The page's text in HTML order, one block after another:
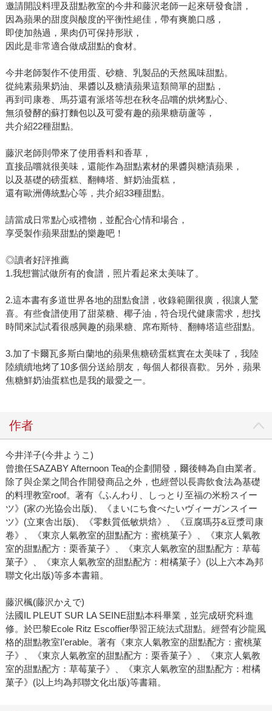
邀請開設料理及甜點教室的今井和藤沢老師一起來研發食譜，
因為蘋果的甜度與酸度的平衡性絕佳，帶有爽脆口感，
即使加熱過，果肉仍可保持形狀，
因此是非常適合做成甜點的食材。
今井老師製作不使用蛋、砂糖、乳製品的天然風味甜點。
從純素蘋果奶油、果醬以及糖漬蘋果這類簡單的甜點，
再到司康卷、馬芬還有派塔等想在秋冬品嚐的烘烤點心、
無須發酵的蘇打麵包以及可愛有趣的蘋果糖葫蘆等，
共介紹22種甜點。
藤沢老師則帶來了使用香料和香草，
直接品嚐就很美味，還能作為甜點素材的果醬與糖漬蘋果，
以及基礎的磅蛋糕、翻轉塔、鮮奶油蛋糕，
還有歐洲傳統點心等，共介紹33種甜點。
請當成日常點心或禮物，並配合心情和場合，
享受製作蘋果甜點的樂趣吧！
◎讀者好評推薦
1.我想嘗試做所有的食譜，照片看起來太美味了。
2.這本書有多道世界各地的甜點食譜，收錄範圍很廣，很讓人驚
喜。有些食譜使用了甜菜糖、椰子油，符合現代健康需求，想找
時間來試試看很感興趣的蘋果糖、席布斯特、翻轉塔這些甜點。
3.加了卡爾瓦多斯白蘭地的蘋果焦糖磅蛋糕實在太美味了，我陸
陸續續地烤了10多個分送給朋友，每個人都很喜歡。另外，蘋果
焦糖鮮奶油蛋糕也是我的最愛之一。
作者
今井洋子(今井ようこ)
曾擔任SAZABY Afternoon Tea的企劃開發，爾後轉為自由業者。
除了與企業之間合作開發商品之外，也經營以長壽飲食法為基礎
的料理教室roof。著有《ふんわり、しっとり至福の米粉スイー
ツ》(‎家の光協会出版)、《まいにち食べたいヴィーガンスイー
ツ》(立東舎出版)、《零麩質低敏烘焙》、《豆腐瑪芬&豆漿司康
卷》、《東京人氣教室的甜點配方：蜜桃菓子》、《東京人氣教
室的甜點配方：栗香菓子》、《東京人氣教室的甜點配方：草莓
菓子》、《東京人氣教室的甜點配方：柑橘菓子》(以上六本為邦
聯文化出版)等多本書籍。
藤沢楓(藤沢かえで)
法國IL PLEUT SUR LA SEINE甜點本科畢業，並完成研究科進
修。於巴黎Ecole Ritz Escoffier學習正統法式甜點。經營有沙龍風
格的甜點教室I’erable。著有《東京人氣教室的甜點配方：蜜桃菓
子》、《東京人氣教室的甜點配方：栗香菓子》、《東京人氣教
室的甜點配方：草莓菓子》、《東京人氣教室的甜點配方：柑橘
菓子》(以上均為邦聯文化出版)等書籍。